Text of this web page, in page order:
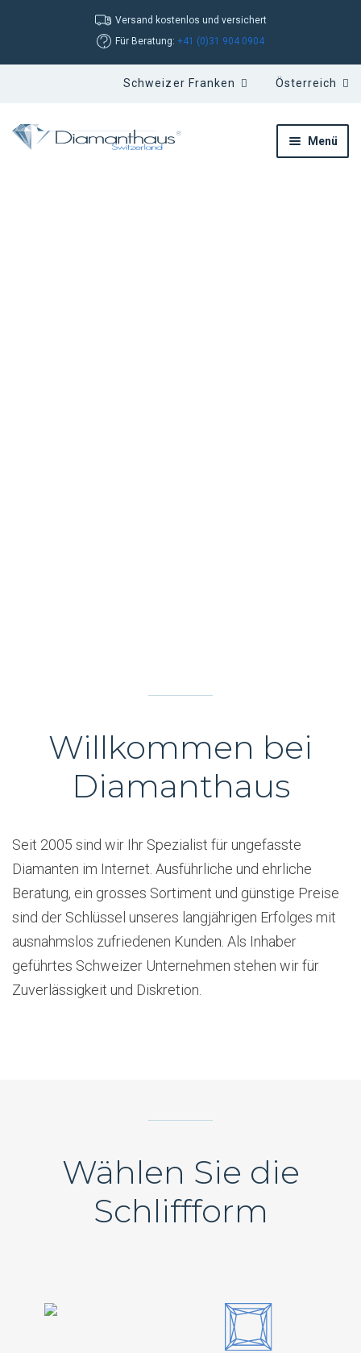
Versand kostenlos und versichert
Für Beratung: +41 (0)31 904 0904
Menü
Willkommen bei
Diamanthaus
Seit 2005 sind wir Ihr Spezialist für ungefasste
Diamanten im Internet. Ausführliche und ehrliche
Beratung, ein grosses Sortiment und günstige Preise
sind der Schlüssel unseres langjährigen Erfolges mit
ausnahmslos zufriedenen Kunden. Als Inhaber
geführtes Schweizer Unternehmen stehen wir für
Zuverlässigkeit und Diskretion.
Wählen Sie die
Schliffform